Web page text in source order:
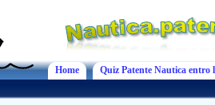
Home Quiz Patente Nautica entro